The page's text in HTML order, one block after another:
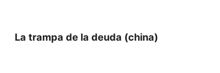
La trampa de la deuda (china)